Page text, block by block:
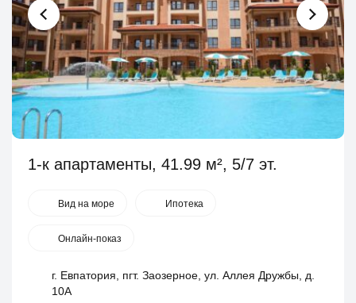
1-к апартаменты, 41.99 м², 5/7 эт.
Вид на море Ипотека
Онлайн-показ
г. Евпатория, пгт. Заозерное, ул. Аллея Дружбы, д.
10А